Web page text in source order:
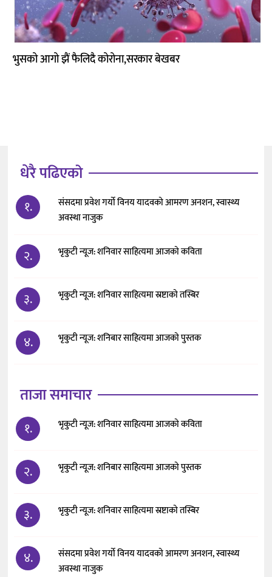
भुसको आगो झैं फैलिदै कोरोना,सरकार बेखबर
धेरै पढिएको
१.
संसदमा प्रवेश गर्यो विनय यादवको आमरण अनशन, स्वास्थ्य
अवस्था नाजुक
२. भृकुटी न्यूज: शनिवार साहित्यमा आजको कविता
३. भृकुटी न्यूज: शनिवार साहित्यमा स्रष्टाको तस्बिर
४. भृकुटी न्यूज: शनिबार साहित्यमा आजको पुस्तक
ताजा समाचार
१. भृकुटी न्यूज: शनिवार साहित्यमा आजको कविता
२. भृकुटी न्यूज: शनिबार साहित्यमा आजको पुस्तक
३. भृकुटी न्यूज: शनिवार साहित्यमा स्रष्टाको तस्बिर
४.
संसदमा प्रवेश गर्यो विनय यादवको आमरण अनशन, स्वास्थ्य
अवस्था नाजुक